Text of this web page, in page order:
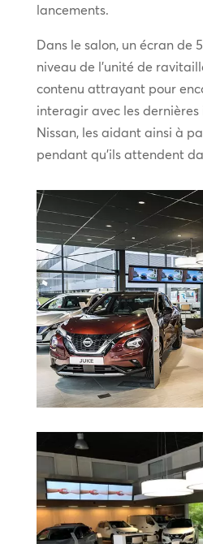
lancements.
Dans le salon, un écran de
niveau de l’unité de
contenu attrayant pour
interagir avec les dernières
Nissan, les aidant ainsi à
pendant qu’ils attendent